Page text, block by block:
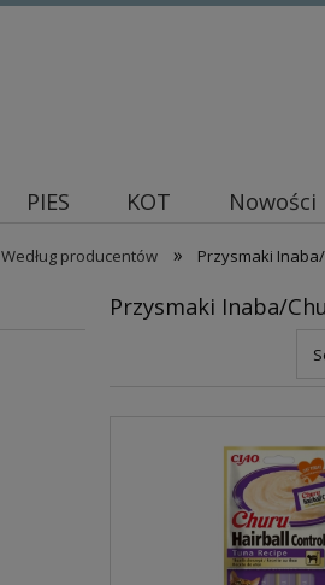
PIES KOT Nowości
Według producentów » Przysmaki
Przysmaki Inaba/